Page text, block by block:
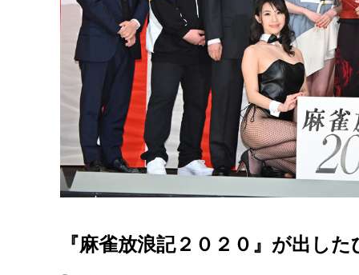
『麻雀放浪記２０２０』が出し